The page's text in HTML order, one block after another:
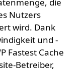
Nutzers
wird. Dank
und -
Fastest Cache
Betreiber,